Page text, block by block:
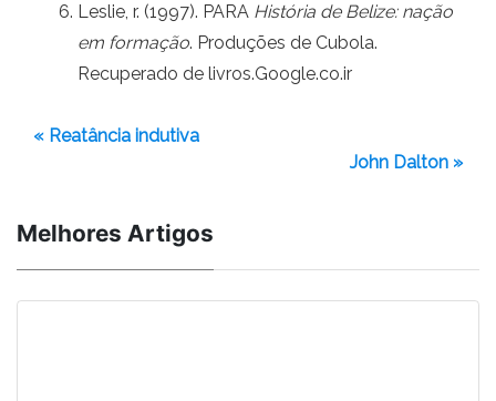
Leslie, r. (1997). PARA História de Belize: nação
em formação. Produções de Cubola.
Recuperado de livros.Google.co.ir
« Reatância indutiva
John Dalton »
Melhores Artigos